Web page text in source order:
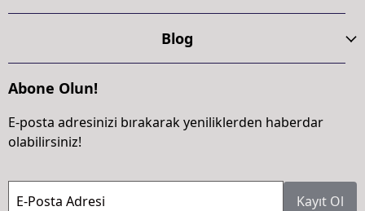
Blog
Abone Olun!
E-posta adresinizi bırakarak yeniliklerden haberdar
olabilirsiniz!
E-Posta Adresi Kayıt Ol